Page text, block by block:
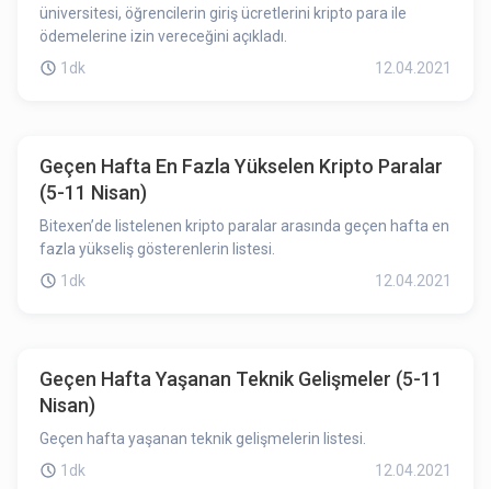
üniversitesi, öğrencilerin giriş ücretlerini kripto para ile
ödemelerine izin vereceğini açıkladı.
1dk
12.04.2021
Geçen Hafta En Fazla Yükselen Kripto Paralar
(5-11 Nisan)
Bitexen’de listelenen kripto paralar arasında geçen hafta en
fazla yükseliş gösterenlerin listesi.
1dk
12.04.2021
Geçen Hafta Yaşanan Teknik Gelişmeler (5-11
Nisan)
Geçen hafta yaşanan teknik gelişmelerin listesi.
1dk
12.04.2021